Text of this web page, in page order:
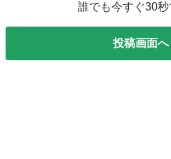
誰でも今すぐ30
投稿画面へ